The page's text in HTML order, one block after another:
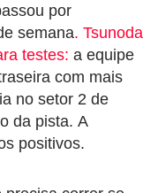
por
semana. Tsunoda
testes: a equipe
com mais
no setor 2 de
da pista. A
positivos.